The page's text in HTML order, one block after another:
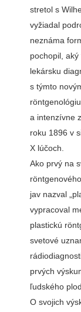
stretol s
vyžiadal
neznáma
pochopil,
lekársku
s týmto
a intenzívne
roku 1896 v
X lúčoch.
Ako prvý na
jav nazval
vypracoval
plastickú
svetové
prvých
ľudského
O svojich